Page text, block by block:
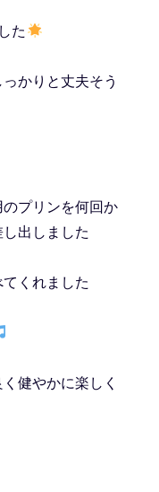
た
かりと丈夫そう
プリンを何回か
出しました
くれました
健やかに楽しく